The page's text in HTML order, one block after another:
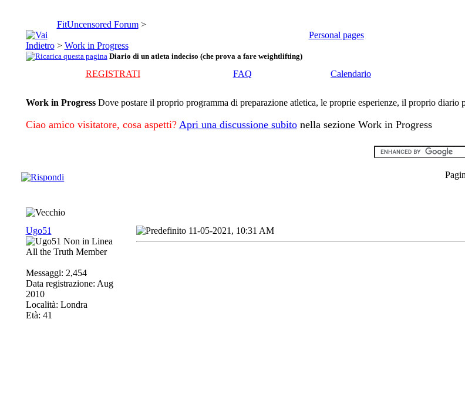
FitUncensored Forum >
Personal pages
> Work in Progress
Diario di un atleta indeciso (che prova a fare weightlifting)
REGISTRATI FAQ Calendario
Work in Progress Dove postare il proprio programma di preparazione atletica, le proprie esperienze, il proprio diario
Ciao amico visitatore, cosa aspetti? Apri una discussione subitonella sezione Work in Progress
Ugo51
All the Truth Member
Messaggi: 2,454
Data registrazione: Aug
2010
Località: Londra
Età: 41
11-05-2021, 10:31 AM